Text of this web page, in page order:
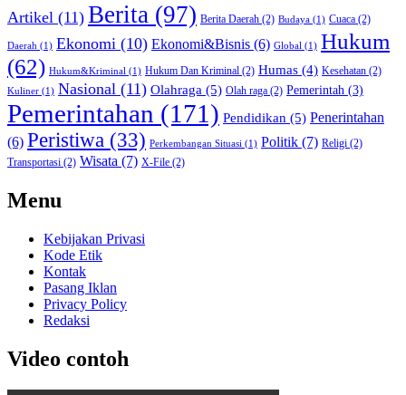
Artikel (11) Berita (97) Berita Daerah (2) Budaya (1) Cuaca (2)
Daerah (1) Ekonomi (10) Ekonomi&Bisnis (6) Global (1) Hukum
(62) Hukum&Kriminal (1) Hukum Dan Kriminal (2) Humas (4) Kesehatan (2)
Kuliner (1) Nasional (11) Olahraga (5) Olah raga (2) Pemerintah (3)
Pemerintahan (171) Pendidikan (5) Penerintahan
(6) Peristiwa (33) Perkembangan Situasi (1) Politik (7) Religi (2)
Transportasi (2) Wisata (7) X-File (2)
Menu
Kebijakan Privasi
Kode Etik
Kontak
Pasang Iklan
Privacy Policy
Redaksi
Video contoh